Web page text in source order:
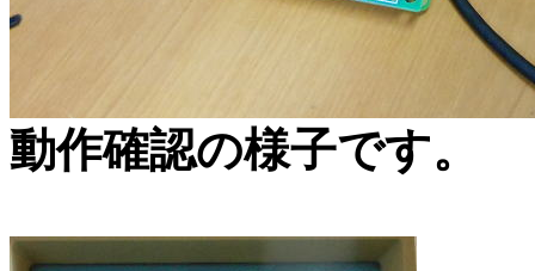
動作確認の様子です。